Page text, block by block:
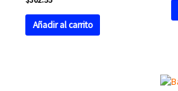
Añadir al carrito